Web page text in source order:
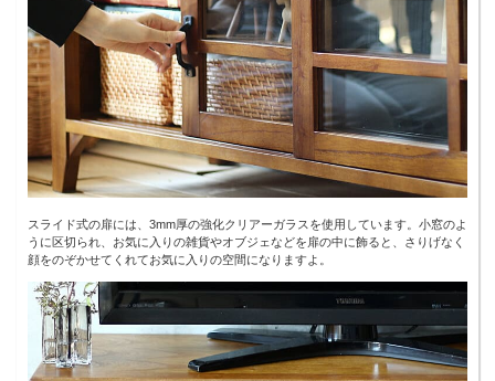
スライド式の扉には、3mm厚の強化クリアーガラスを使用しています。小窓のよ
うに区切られ、お気に入りの雑貨やオブジェなどを扉の中に飾ると、さりげなく
顔をのぞかせてくれてお気に入りの空間になりますよ。